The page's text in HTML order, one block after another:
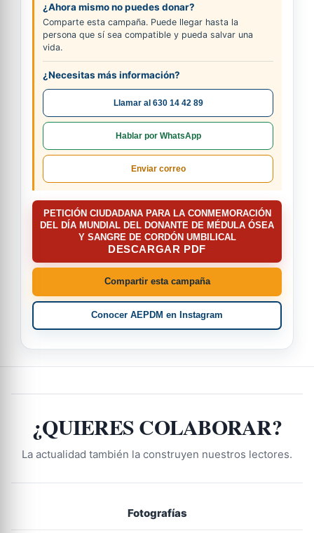
¿Ahora mismo no puedes donar?
Comparte esta campaña. Puede llegar hasta la
persona que sí sea compatible y pueda salvar una
vida.
¿Necesitas más información?
Llamar al 630 14 42 89
Hablar por WhatsApp
Enviar correo
PETICIÓN CIUDADANA PARA LA CONMEMORACIÓN
DEL DÍA MUNDIAL DEL DONANTE DE MÉDULA ÓSEA
Y SANGRE DE CORDÓN UMBILICAL
DESCARGAR PDF
Compartir esta campaña
Conocer AEPDM en Instagram
¿QUIERES COLABORAR?
La actualidad también la construyen nuestros lectores.
Fotografías